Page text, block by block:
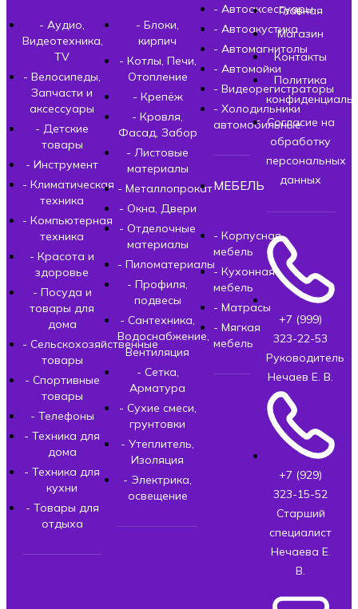
- Аудио,
Видеотехника,
TV
- Велосипеды,
Запчасти и
аксессуары
- Детские
товары
- Инструмент
- Климатическая
техника
- Компьютерная
техника
- Красота и
здоровье
- Посуда и
товары для
дома
- Сельскохозяйственные
товары
- Спортивные
товары
- Телефоны
- Техника для
дома
- Техника для
кухни
- Товары для
отдыха
- Блоки,
кирпич
- Котлы, Печи,
Отопление
- Крепёж
- Кровля,
Фасад, Забор
- Листовые
материалы
- Металлопрокат
- Окна, Двери
- Отделочные
материалы
- Пиломатериалы
- Профиля,
подвесы
- Сантехника,
Водоснабжение,
Вентиляция
- Сетка,
Арматура
- Сухие смеси,
грунтовки
- Утеплитель,
Изоляция
- Электрика,
освещение
- Автоаксессуары
- Автоакустика
- Автомагнитолы
- Автомойки
- Видеорегистраторы
- Холодильники
автомобильные
МЕБЕЛЬ
- Корпусная
мебель
- Кухонная
мебель
- Матрасы
- Мягкая
мебель
Главная
Магазин
Контакты
Политика
Согласие на
обработку
персональных
данных
+7 (999)
323-22-53
Руководитель
Нечаев Е. В.
+7 (929)
323-15-52
Старший
специалист
Нечаева Е.
В.